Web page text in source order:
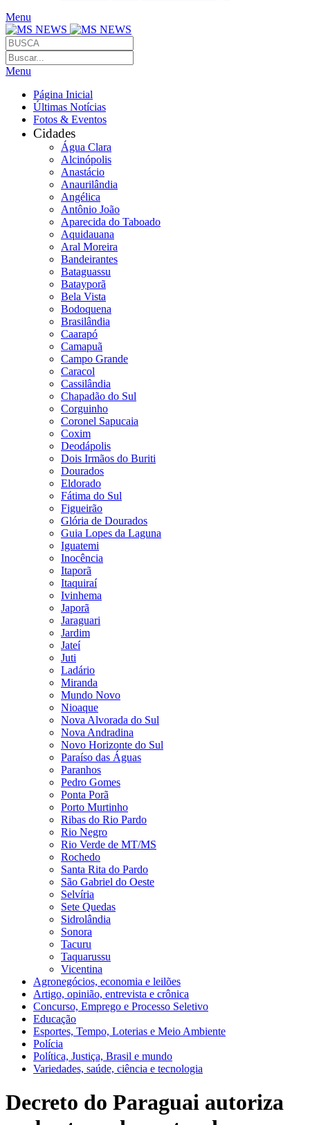
Menu
Menu
Página Inicial
Últimas Notícias
Fotos & Eventos
Cidades
Água Clara
Alcinópolis
Anastácio
Anaurilândia
Angélica
Antônio João
Aparecida do Taboado
Aquidauana
Aral Moreira
Bandeirantes
Bataguassu
Batayporã
Bela Vista
Bodoquena
Brasilândia
Caarapó
Camapuã
Campo Grande
Caracol
Cassilândia
Chapadão do Sul
Corguinho
Coronel Sapucaia
Coxim
Deodápolis
Dois Irmãos do Buriti
Dourados
Eldorado
Fátima do Sul
Figueirão
Glória de Dourados
Guia Lopes da Laguna
Iguatemi
Inocência
Itaporã
Itaquiraí
Ivinhema
Japorã
Jaraguari
Jardim
Jateí
Juti
Ladário
Miranda
Mundo Novo
Nioaque
Nova Alvorada do Sul
Nova Andradina
Novo Horizonte do Sul
Paraíso das Águas
Paranhos
Pedro Gomes
Ponta Porã
Porto Murtinho
Ribas do Rio Pardo
Rio Negro
Rio Verde de MT/MS
Rochedo
Santa Rita do Pardo
São Gabriel do Oeste
Selvíria
Sete Quedas
Sidrolândia
Sonora
Tacuru
Taquarussu
Vicentina
Agronegócios, economia e leilões
Artigo, opinião, entrevista e crônica
Concurso, Emprego e Processo Seletivo
Educação
Esportes, Tempo, Loterias e Meio Ambiente
Polícia
Política, Justiça, Brasil e mundo
Variedades, saúde, ciência e tecnologia
Decreto do Paraguai autoriza